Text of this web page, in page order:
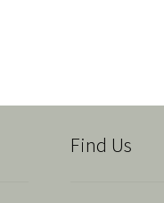
Find Us